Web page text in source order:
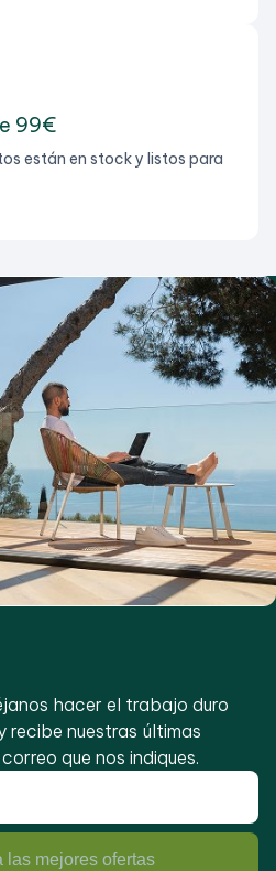
99€
están en stock y listos para
hacer el trabajo duro
recibe nuestras últimas
que nos indiques.
las mejores ofertas